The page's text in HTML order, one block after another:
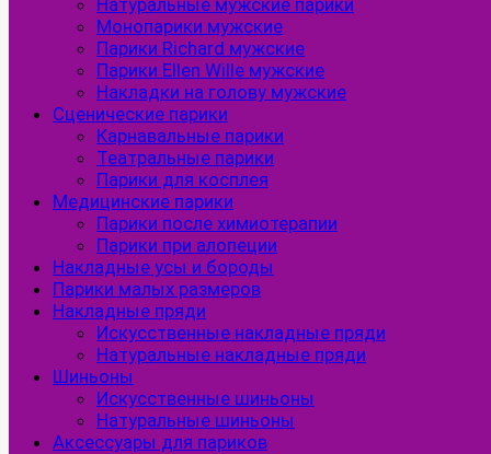
Натуральные мужские парики
Монопарики мужские
Парики Richard мужские
Парики Ellen Wille мужские
Накладки на голову мужские
Сценические парики
Карнавальные парики
Театральные парики
Парики для косплея
Медицинские парики
Парики после химиотерапии
Парики при алопеции
Накладные усы и бороды
Парики малых размеров
Накладные пряди
Искусственные накладные пряди
Натуральные накладные пряди
Шиньоны
Искусственные шиньоны
Натуральные шиньоны
Аксессуары для париков